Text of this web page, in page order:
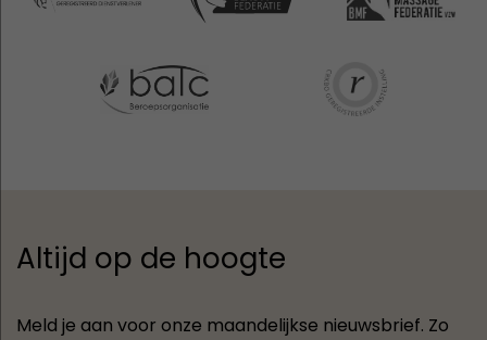
Altijd op de hoogte
Meld je aan voor onze maandelijkse nieuwsbrief. Zo